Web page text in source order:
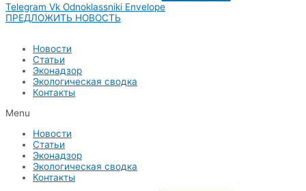
Telegram Vk Odnoklassniki Envelope
ПРЕДЛОЖИТЬ НОВОСТЬ
Новости
Статьи
Эконадзор
Экологическая сводка
Контакты
Menu
Новости
Статьи
Эконадзор
Экологическая сводка
Контакты